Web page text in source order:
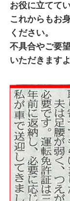
お役に立てて
これからもお
ください。
不具合やご要
いただきます